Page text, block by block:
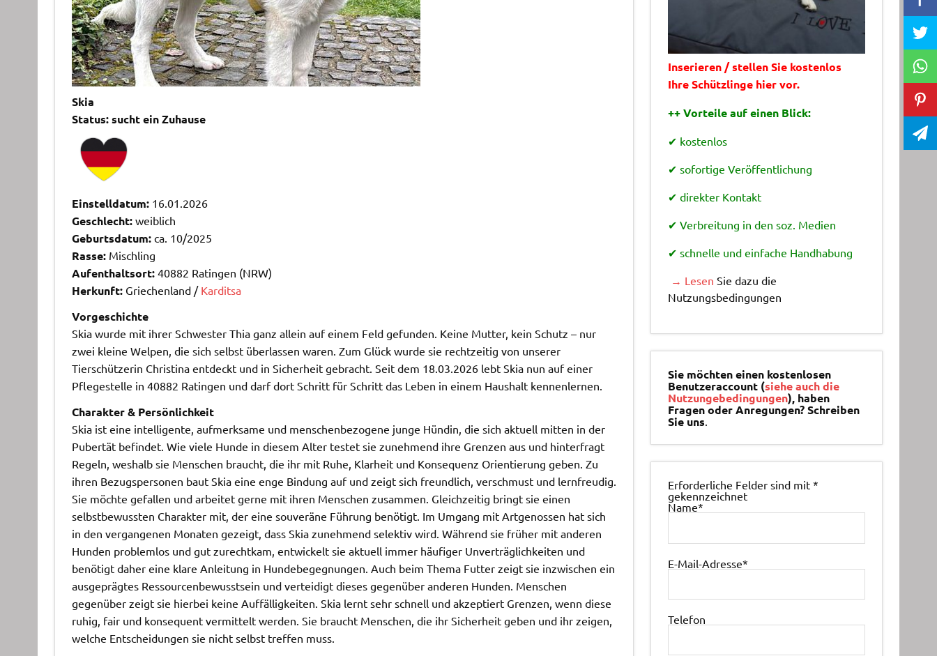
Skia
Status: sucht ein Zuhause
Einstelldatum:16.01.2026
Geschlecht: weiblich
Geburtsdatum:ca. 10/2025
Rasse:Mischling
Aufenthaltsort:40882 Ratingen (NRW)
Herkunft:Griechenland / Karditsa
Vorgeschichte
Skia wurde mit ihrer Schwester Thia ganz allein auf einem Feld gefunden. Keine Mutter, kein Schutz – nur
zwei kleine Welpen, die sich selbst überlassen waren. Zum Glück wurde sie rechtzeitig von unserer
Tierschützerin Christina entdeckt und in Sicherheit gebracht. Seit dem 18.03.2026 lebt Skia nun auf einer
Pflegestelle in 40882 Ratingen und darf dort Schritt für Schritt das Leben in einem Haushalt kennenlernen.
Charakter & Persönlichkeit
Skia ist eine intelligente, aufmerksame und menschenbezogene junge Hündin, die sich aktuell mitten in der
Pubertät befindet. Wie viele Hunde in diesem Alter testet sie zunehmend ihre Grenzen aus und hinterfragt
Regeln, weshalb sie Menschen braucht, die ihr mit Ruhe, Klarheit und Konsequenz Orientierung geben. Zu
ihren Bezugspersonen baut Skia eine enge Bindung auf und zeigt sich freundlich, verschmust und lernfreudig.
Sie möchte gefallen und arbeitet gerne mit ihren Menschen zusammen. Gleichzeitig bringt sie einen
selbstbewussten Charakter mit, der eine souveräne Führung benötigt. Im Umgang mit Artgenossen hat sich
in den vergangenen Monaten gezeigt, dass Skia zunehmend selektiv wird. Während sie früher mit anderen
Hunden problemlos und gut zurechtkam, entwickelt sie aktuell immer häufiger Unverträglichkeiten und
benötigt daher eine klare Anleitung in Hundebegegnungen. Auch beim Thema Futter zeigt sie inzwischen ein
ausgeprägtes Ressourcenbewusstsein und verteidigt dieses gegenüber anderen Hunden. Menschen
gegenüber zeigt sie hierbei keine Auffälligkeiten. Skia lernt sehr schnell und akzeptiert Grenzen, wenn diese
ruhig, fair und konsequent vermittelt werden. Sie braucht Menschen, die ihr Sicherheit geben und ihr zeigen,
welche Entscheidungen sie nicht selbst treffen muss.
Inserieren / stellen Sie kostenlos
Ihre Schützlinge hier vor.
++ Vorteile auf einen Blick:
✔ kostenlos
✔ sofortige Veröffentlichung
✔ direkter Kontakt
✔ Verbreitung in den soz. Medien
✔ schnelle und einfache Handhabung
→ Lesen Sie dazu die
Nutzungsbedingungen
Sie möchten einen kostenlosen
Benutzeraccount (siehe auch die
Nutzungebedingungen), haben
Fragen oder Anregungen? Schreiben
Sie uns.
Erforderliche Felder sind mit*
gekennzeichnet
Name*
E-Mail-Adresse*
Telefon